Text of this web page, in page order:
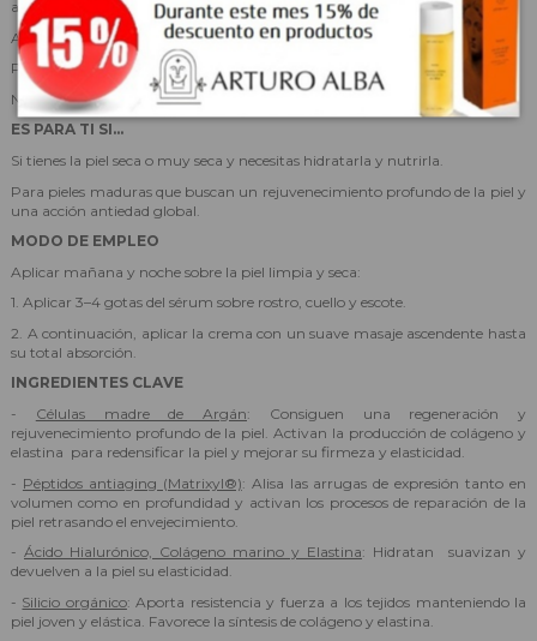
antioxidante.
Arrugas menos visibles: menor profundidad y volumen.
Piel más firme, densa y regenerada.
Nutre, redensifica, reafirma, regenera y protege.
ES PARA TI SI...
Si tienes la piel seca o muy seca y necesitas hidratarla y nutrirla.
Para pieles maduras que buscan un rejuvenecimiento profundo de la piel y
una acción antiedad global.
MODO DE EMPLEO
Aplicar mañana y noche sobre la piel limpia y seca:
1. Aplicar 3–4 gotas del sérum sobre rostro, cuello y escote.
2. A continuación, aplicar la crema con un suave masaje ascendente hasta
su total absorción.
INGREDIENTES CLAVE
- Células madre de Argán: Consiguen una regeneración y
rejuvenecimiento profundo de la piel. Activan la producción de colágeno y
elastina para redensificar la piel y mejorar su firmeza y elasticidad.
- Péptidos antiaging (Matrixyl®): Alisa las arrugas de expresión tanto en
volumen como en profundidad y activan los procesos de reparación de la
piel retrasando el envejecimiento.
- Ácido Hialurónico, Colágeno marino y Elastina: Hidratan suavizan y
devuelven a la piel su elasticidad.
- Silicio orgánico: Aporta resistencia y fuerza a los tejidos manteniendo la
piel joven y elástica. Favorece la síntesis de colágeno y elastina.